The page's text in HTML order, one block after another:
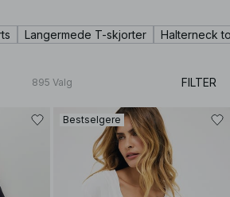
Langermede T-skjorter Halterneck
895 Valg FILTER
Bestselgere